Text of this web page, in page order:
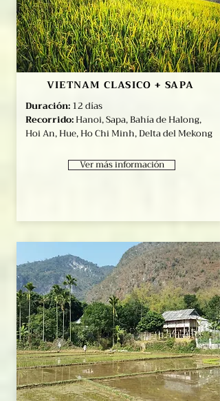
VIETNAM CLASICO + SAPA
Duración:12 días
Recorrido:Hanoi, Sapa, Bahía de Halong,
Hoi An, Hue, Ho Chi Minh, Delta del Mekong
Ver más información